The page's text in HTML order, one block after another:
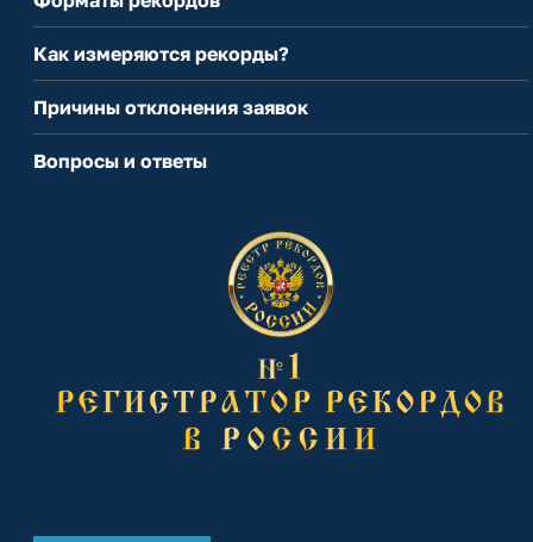
Как измеряются рекорды?
Причины отклонения заявок
Вопросы и ответы